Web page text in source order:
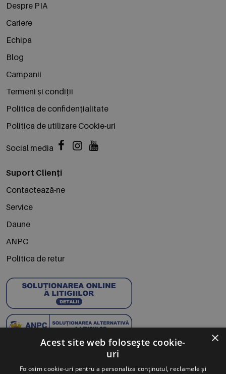
Despre PIA
Cariere
Echipa
Blog
Campanii
Termeni și condiții
Politica de confidențialitate
Politica de utilizare Cookie-uri
Social media
Suport Clienți
Contactează-ne
Service
Daune
ANPC
Politica de retur
Abonează-te la Newsletter
×
Acest site web folosește cookie-
uri
Folosim cookie-uri pentru a personaliza conținutul, reclamele și